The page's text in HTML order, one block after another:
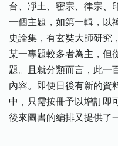
台、凈土、密宗、律宗、
一個主題，如第一輯，以
史論集，有玄奘大師研究
某一專題較多者為主，但
題。且就分類而言，此一
內容。即便日後有新的資
中，只需按冊予以增訂即
後來圖書的編排又提供了